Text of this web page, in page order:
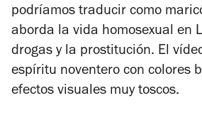
podríamos traducir como
aborda la vida homosexual en
drogas y la prostitución. El
espíritu noventero con colores
efectos visuales muy toscos.